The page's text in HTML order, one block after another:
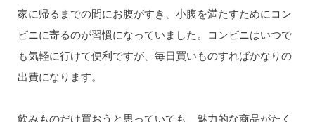
家に帰るまでの間にお腹がすき、小腹を満たすためにコン
ビニに寄るのが習慣になっていました。コンビニはいつで
も気軽に行けて便利ですが、毎日買いものすればかなりの
出費になります。
飲みものだけ買おうと思っていても、魅力的な商品がたく